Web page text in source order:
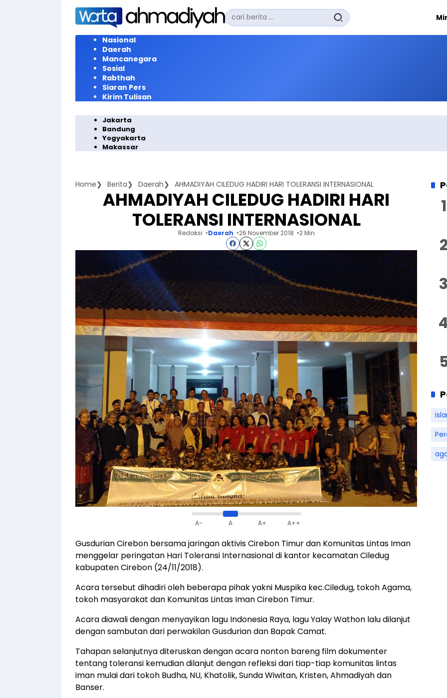
Langsung
konten
Pencarian
untuk:
Nasional
Daerah
Mancanegara
Sosial
Rabthah
Siaran Pers
Kirim Tulisan
Jakarta
Bandung
Yogyakarta
Makassar
Home Berita Daerah AHMADIYAH CILEDUG HADIRI HARI TOLERANSI INTERNASIONAL
AHMADIYAH CILEDUG HADIRI HARI
TOLERANSI INTERNASIONAL
Redaksi Daerah 26 November 2018 2 Min
A- A A+ A++
Gusdurian Cirebon bersama jaringan aktivis Cirebon Timur dan Komunitas Lintas Iman
menggelar peringatan Hari Toleransi Internasional di kantor kecamatan Ciledug
kabupaten Cirebon (24/11/2018).
Acara tersebut dihadiri oleh beberapa pihak yakni Muspika kec.Ciledug, tokoh Agama,
tokoh masyarakat dan Komunitas Lintas Iman Cirebon Timur.
Acara diawali dengan menyayikan lagu Indonesia Raya, lagu Yalay Wathon lalu dilanjut
dengan sambutan dari perwakilan Gusdurian dan Bapak Camat.
Tahapan selanjutnya diteruskan dengan acara nonton bareng film dokumenter
tentang toleransi kemudian dilanjut dengan refleksi dari tiap-tiap komunitas lintas
iman mulai dari tokoh Budha, NU, Khatolik, Sunda Wiwitan, Kristen, Ahmadiyah dan
Banser.